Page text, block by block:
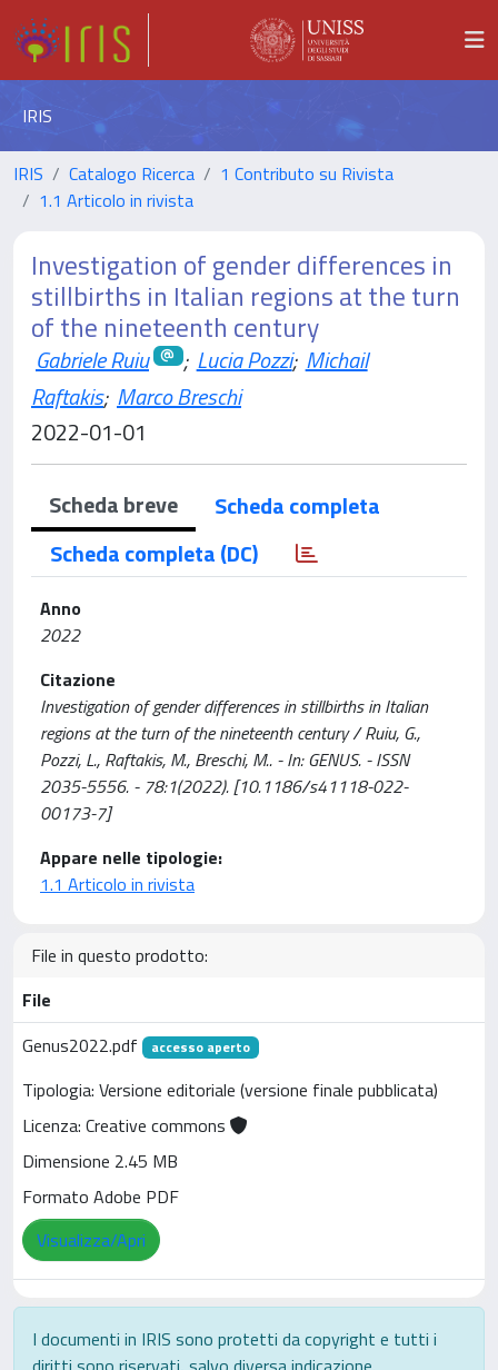
IRIS
IRIS Catalogo Ricerca
1 Contributo su Rivista
1.1 Articolo in rivista
Investigation of gender differences in
stillbirths in Italian regions at the turn
of the nineteenth century
Gabriele Ruiu ; Lucia Pozzi; Michail
Raftakis; Marco Breschi
2022-01-01
Scheda breve
Scheda completa
Scheda completa (DC)
Anno
2022
Citazione
Investigation of gender differences in stillbirths in Italian
regions at the turn of the nineteenth century / Ruiu, G.,
Pozzi, L., Raftakis, M., Breschi, M.. - In: GENUS. - ISSN
2035-5556. - 78:1(2022). [10.1186/s41118-022-
00173-7]
Appare nelle tipologie:
1.1 Articolo in rivista
File in questo prodotto:
File
Genus2022.pdf
accesso aperto
Tipologia: Versione editoriale (versione finale pubblicata)
Licenza: Creative commons
Dimensione 2.45 MB
Formato Adobe PDF
Visualizza/Apri
I documenti in IRIS sono protetti da copyright e tutti i